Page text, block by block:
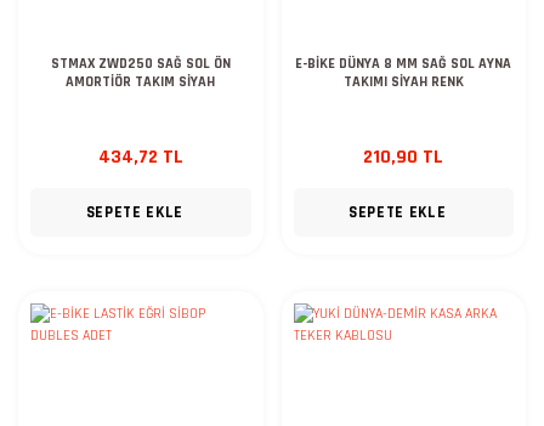
STMAX ZWD250 SAĞ SOL ÖN
AMORTİÖR TAKIM SİYAH
434,72 TL
SEPETE EKLE
E-BİKE DÜNYA 8 MM SAĞ SOL AYNA
TAKIMI SİYAH RENK
210,90 TL
SEPETE EKLE